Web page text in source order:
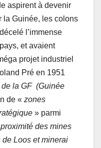
aspirent à devenir
la Guinée, les colons
l’immense
et avaient
projet industriel
Pré en 1951
de la GF (Guinée
de « zones
» parmi
des mines
Loos et minerai